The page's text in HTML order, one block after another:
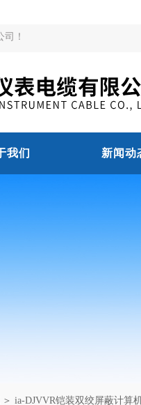
！
我们 新闻动
＞ ia-DJVVR铠装双绞屏蔽计算